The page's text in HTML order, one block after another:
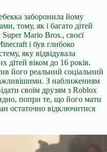
заборонила йому
тому, як і багато дітей
Mario Bros., своєї
і був глибоко
яку відвідувала
дітей віком до 16 років.
його реальний соціальний
З наближенням
своїм друзям з Roblox
попри те, що його мати
остаточно відключитися